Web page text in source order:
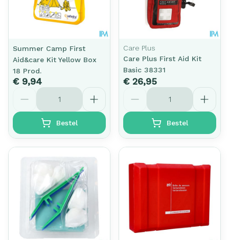
Summer Camp First
Aid&care Kit Yellow Box
18 Prod.
€ 9,94
Aantal
Bestel
Care Plus
Care Plus First Aid Kit
Basic 38331
€ 26,95
Aantal
Bestel